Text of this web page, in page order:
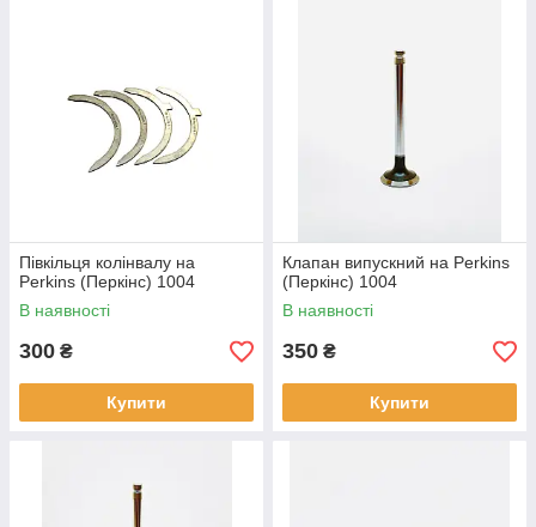
Півкільця колінвалу на
Perkins (Перкінс) 1004
В наявності
300 ₴
Купити
Клапан випускний на Perkins
(Перкінс) 1004
В наявності
350 ₴
Купити